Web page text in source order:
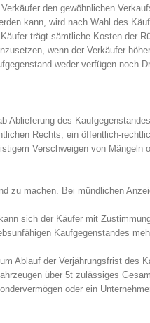
den gewöhnlichen
kann, wird nach Wahl des
trägt sämtliche Kosten der
wenn der Verkäufer
weder verfügen noch
Ablieferung des
Rechts, ein öffentlich-
Verschweigen von
zu machen. Bei mündlichen
sich der Käufer mit
Kaufgegenstandes
Ablauf der Verjährungsfrist des
über 5t zulässiges
oder ein